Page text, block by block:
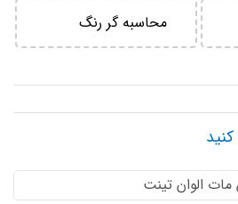
محاسبه گر رنگ
الوان تینت